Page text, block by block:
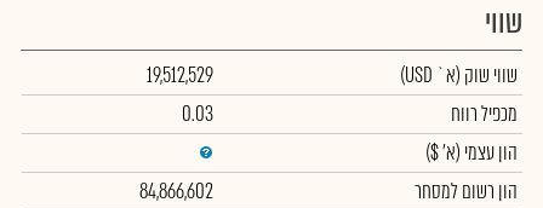
שווי
שווי שוק (א` USD)
19,512,529
מכפיל רווח
0.03
הון עצמי (א' $)
הון רשום למסחר
84,866,602